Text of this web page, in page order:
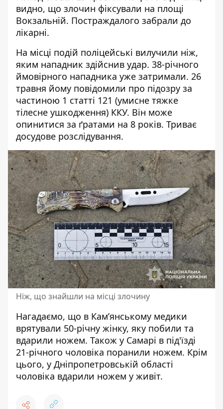
видно, що злочин фіксували на площі
Вокзальній. Постраждалого забрали до
лікарні.
На місці подій поліцейські вилучили ніж,
яким нападник здійснив удар. 38-річного
ймовірного нападника уже затримали. 26
травня йому повідомили про підозру за
частиною 1 статті 121 (умисне тяжке
тілесне ушкодження) ККУ. Він може
опинитися за ґратами на 8 років. Триває
досудове розслідування.
Ніж, що знайшли на місці злочину
Нагадаємо, що в Кам’янському медики
врятували 50-річну жінку, яку побили та
вдарили ножем. Також у Самарі в під'їзді
21-річного чоловіка поранили ножем. Крім
цього, у Дніпропетровській області
чоловіка вдарили ножем у живіт.